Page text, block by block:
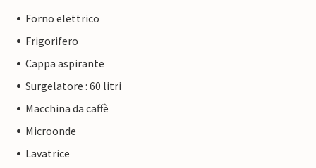
Forno elettrico
Frigorifero
Cappa aspirante
Surgelatore : 60 litri
Macchina da caffè
Microonde
Lavatrice